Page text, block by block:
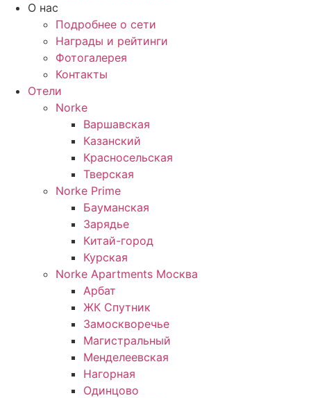
О нас
Подробнее о сети
Награды и рейтинги
Фотогалерея
Контакты
Отели
Norke
Варшавская
Казанский
Красносельская
Тверская
Norke Prime
Бауманская
Зарядье
Китай-город
Курская
Norke Apartments Москва
Арбат
ЖК Спутник
Замоскворечье
Магистральный
Менделеевская
Нагорная
Одинцово